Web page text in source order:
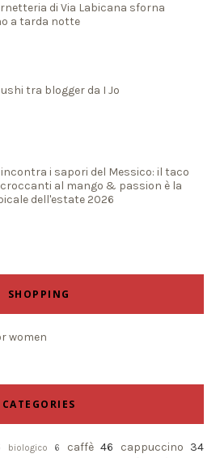
di Via Labicana sforna
a tarda notte
tra blogger da I Jo
i sapori del Messico: il taco
al mango & passion è la
dell'estate 2026
SHOPPING
CATEGORIES
biologico 6 caffè 46 cappuccino 34